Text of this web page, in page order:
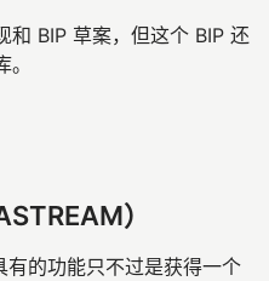
和 BIP 草案，但这个 BIP 还
）
有的功能只不过是获得一个